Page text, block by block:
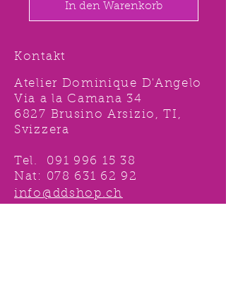
In den Warenkorb
Kontakt
Atelier Dominique D'Angelo
Via a la Camana 34
6827 Brusino Arsizio, TI,
Svizzera
Tel. 091 996 15 38
Nat: 078 631 62 92
info@ddshop.ch